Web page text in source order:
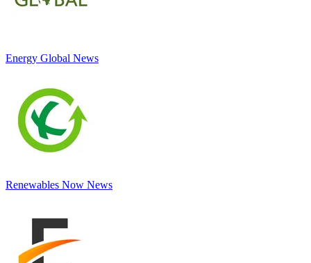
Energy Global News
Renewables Now News